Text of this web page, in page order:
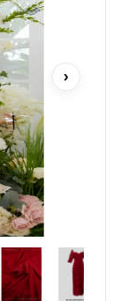
›